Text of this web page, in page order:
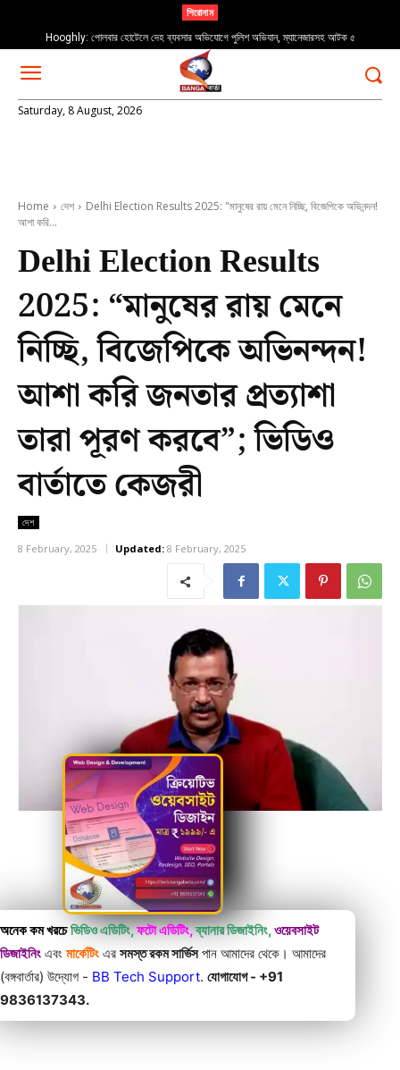
শিরোনাম
Hooghly: পোলবার হোটেলে দেহ ব্যবসার অভিযোগে পুলিশ অভিযান, ম্যানেজারসহ আটক ৫
Saturday, 8 August, 2026
Home দেশ
Delhi Election Results 2025: "মানুষের রায় মেনে নিচ্ছি, বিজেপিকে অভিনন্দন!
আশা করি...
Delhi Election Results
2025: “মানুষের রায় মেনে
নিচ্ছি, বিজেপিকে অভিনন্দন!
আশা করি জনতার প্রত্যাশা
তারা পূরণ করবে”; ভিডিও
বার্তাতে কেজরী
দেশ
8 February, 2025 Updated: 8 February, 2025
অনেক কম খরচে ভিডিও এডিটিং,ফটো এডিটিং,ব্যানার ডিজাইনিং,ওয়েবসাইট
ডিজাইনিং এবং মার্কেটিং এর সমস্ত রকম সার্ভিসপান আমাদের থেকে। আমাদের
(বঙ্গবার্তার) উদ্যোগ - BB Tech Support. যোগাযোগ - +91
9836137343.